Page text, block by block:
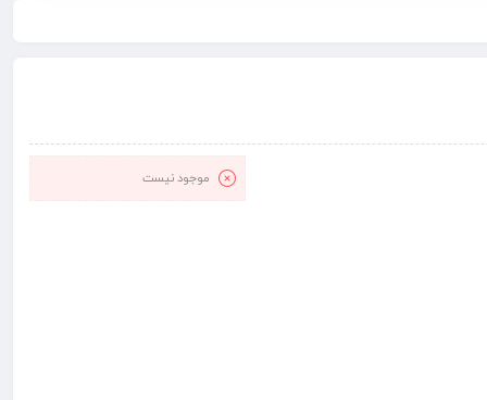
موجود نیست